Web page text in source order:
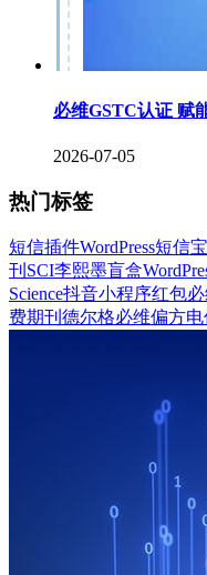
必维GSTC认证 赋
2026-07-05
热门标签
短信插件WordPress短信宝
刊 SCI李熙墨盲盒
Science抖音小程序红包
费期刊 德尔格必维偏方